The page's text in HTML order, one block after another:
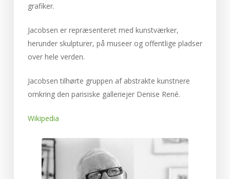
grafiker.
Jacobsen er repræsenteret med kunstværker,
herunder skulpturer, på museer og offentlige pladser
over hele verden.
Jacobsen tilhørte gruppen af abstrakte kunstnere
omkring den parisiske galleriejer Denise René.
Wikipedia